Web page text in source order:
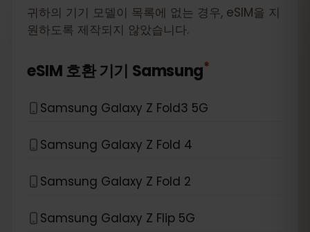
귀하의 기기 모델이 목록에 없는 경우, eSIM을 지
원하도록 제작되지 않았습니다.
eSIM 호환 기기 Samsung*
Samsung Galaxy Z Fold3 5G
Samsung Galaxy Z Fold 4
Samsung Galaxy Z Fold 2
Samsung Galaxy Z Flip 5G